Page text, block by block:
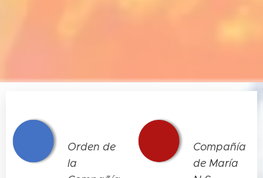
Orden de
la
Compañía
de María